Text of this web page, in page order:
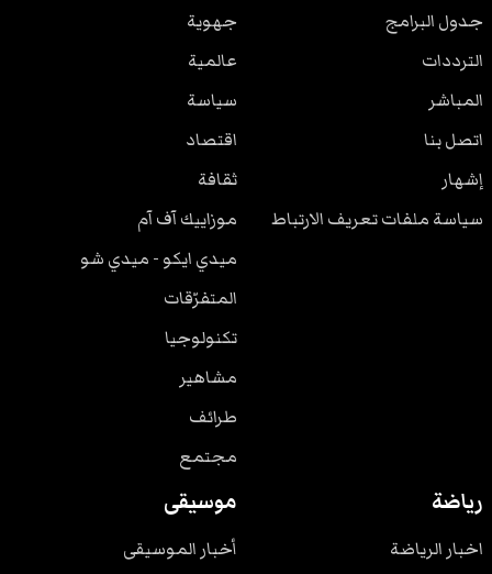
جدول البرامج
الترددات
المباشر
اتصل بنا
إشهار
سياسة ملفات تعريف الارتباط
جهوية
عالمية
سياسة
اقتصاد
ثقافة
موزاييك آف آم
ميدي ايكو - ميدي شو
المتفرّقات
تكنولوجيا
مشاهير
طرائف
مجتمع
رياضة
اخبار الرياضة
موسيقى
أخبار الموسيقى